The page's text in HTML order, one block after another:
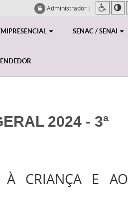
Administrador |
SENAC / SENAI
2024 - 3ª
À CRIANÇA E AO